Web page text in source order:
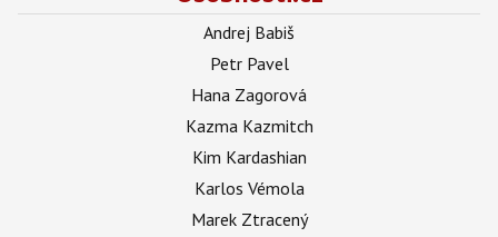
Andrej Babiš
Petr Pavel
Hana Zagorová
Kazma Kazmitch
Kim Kardashian
Karlos Vémola
Marek Ztracený